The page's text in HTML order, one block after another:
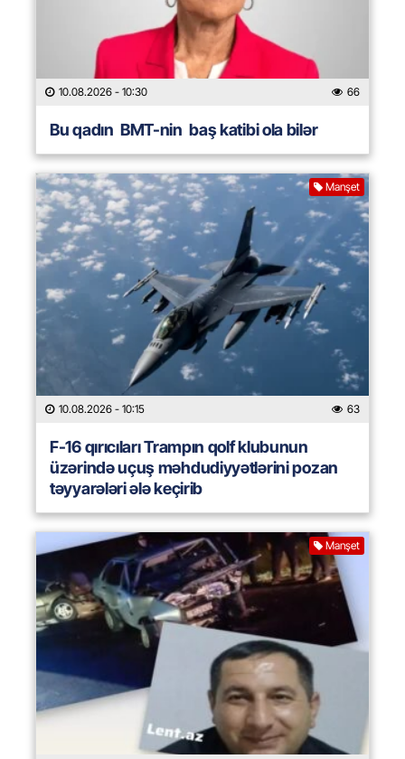
10.08.2026 - 10:30 66
Bu qadın BMT-nin baş katibi ola bilər
Manşet
10.08.2026 - 10:15 63
F-16 qırıcıları Trampın qolf klubunun
üzərində uçuş məhdudiyyətlərini pozan
təyyarələri ələ keçirib
Manşet